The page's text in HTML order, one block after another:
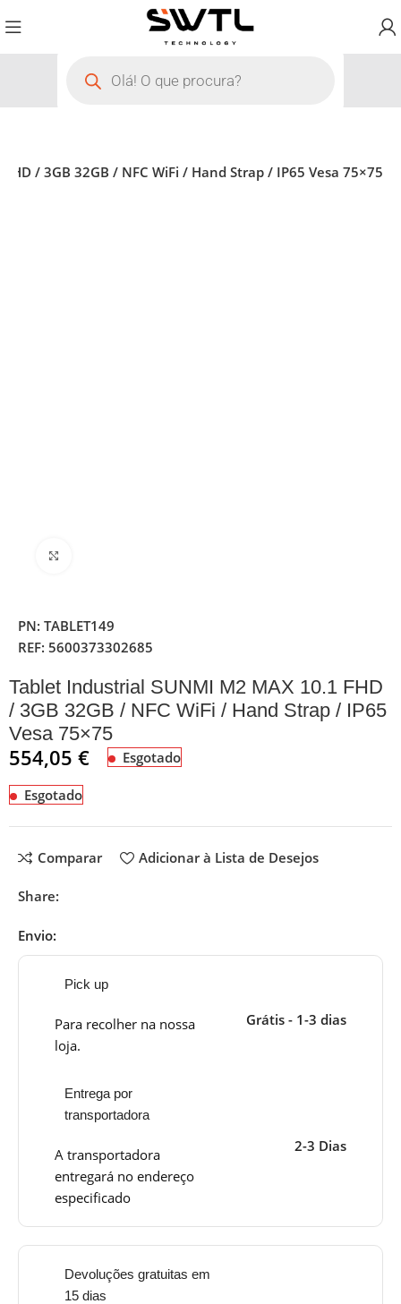
/ 3GB 32GB / NFC WiFi / Hand Strap / IP65 Vesa 75×75
PN:TABLET149
REF:5600373302685
Tablet Industrial SUNMI M2 MAX 10.1 FHD
/ 3GB 32GB / NFC WiFi / Hand Strap / IP65
Vesa 75×75
554,05€ Esgotado
Esgotado
Comparar Adicionar à Lista de Desejos
Share:
Envio:
Pick up
Para recolher na nossa
loja.
Grátis - 1-3 dias
Entrega por
transportadora
A transportadora
entregará no endereço
especificado
2-3 Dias
Devoluções gratuitas em
15 dias